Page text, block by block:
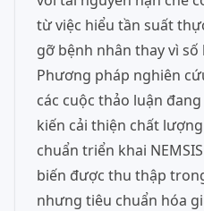
từ việc hiểu tần suất
gỡ bệnh nhân thay vì
Phương pháp nghiên
các cuộc thảo luận
kiến cải thiện chất
chuẩn triển khai
biến được thu thập
nhưng tiêu chuẩn hóa